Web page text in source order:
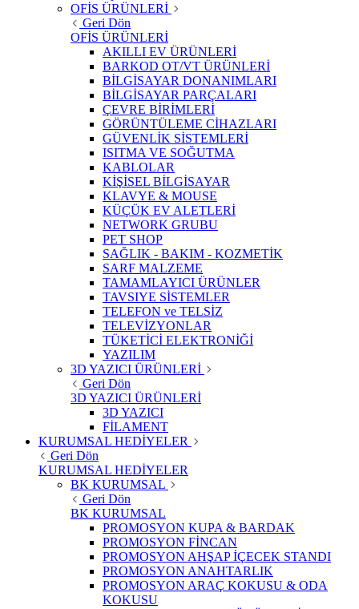
OFİS ÜRÜNLERİ
Geri Dön
OFİS ÜRÜNLERİ
AKILLI EV ÜRÜNLERİ
BARKOD OT/VT ÜRÜNLERİ
BİLGİSAYAR DONANIMLARI
BİLGİSAYAR PARÇALARI
ÇEVRE BİRİMLERİ
GÖRÜNTÜLEME CİHAZLARI
GÜVENLİK SİSTEMLERİ
ISITMA VE SOĞUTMA
KABLOLAR
KİŞİSEL BİLGİSAYAR
KLAVYE & MOUSE
KÜÇÜK EV ALETLERİ
NETWORK GRUBU
PET SHOP
SAĞLIK - BAKIM - KOZMETİK
SARF MALZEME
TAMAMLAYICI ÜRÜNLER
TAVSIYE SİSTEMLER
TELEFON ve TELSİZ
TELEVİZYONLAR
TÜKETİCİ ELEKTRONİĞİ
YAZILIM
3D YAZICI ÜRÜNLERİ
Geri Dön
3D YAZICI ÜRÜNLERİ
3D YAZICI
FİLAMENT
KURUMSAL HEDİYELER
Geri Dön
KURUMSAL HEDİYELER
BK KURUMSAL
Geri Dön
BK KURUMSAL
PROMOSYON KUPA & BARDAK
PROMOSYON FİNCAN
PROMOSYON AHŞAP İÇECEK STANDI
PROMOSYON ANAHTARLIK
PROMOSYON ARAÇ KOKUSU & ODA
KOKUSU